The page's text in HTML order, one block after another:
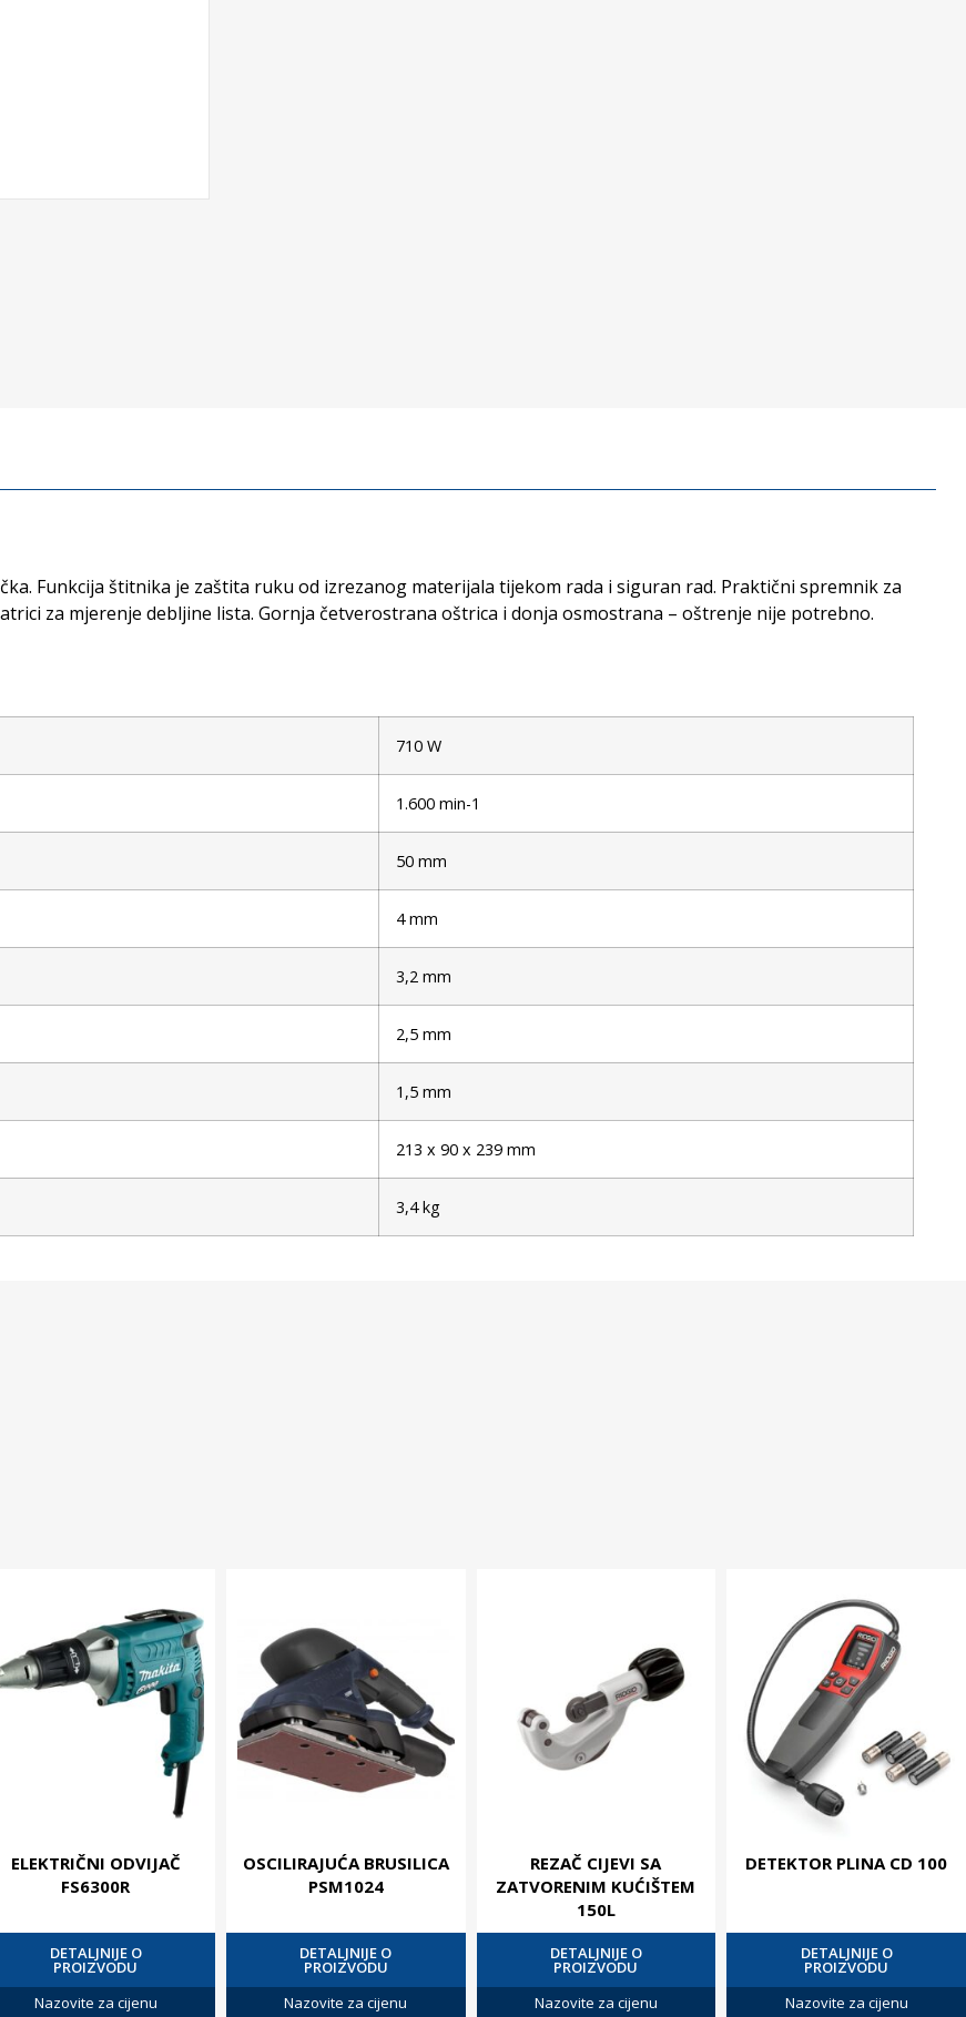
Funkcija štitnika je zaštita ruku od izrezanog materijala tijekom rada i siguran rad. Praktični spremnik za
za mjerenje debljine lista. Gornja četverostrana oštrica i donja osmostrana – oštrenje nije potrebno.
710 W
1.600 min-1
50 mm
4 mm
3,2 mm
2,5 mm
1,5 mm
213 x 90 x 239 mm
3,4 kg
ELEKTRIČNI ODVIJAČ
FS6300R
DETALJNIJE O
PROIZVODU
Nazovite za cijenu
OSCILIRAJUĆA BRUSILICA
PSM1024
DETALJNIJE O
PROIZVODU
Nazovite za cijenu
REZAČ CIJEVI SA
ZATVORENIM KUĆIŠTEM
150L
DETALJNIJE O
PROIZVODU
Nazovite za cijenu
DETEKTOR PLINA CD 100
DETALJNIJE O
PROIZVODU
Nazovite za cijenu